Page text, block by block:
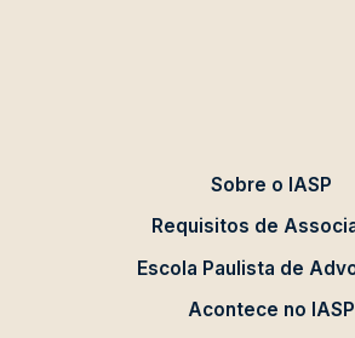
Sobre o IASP
Requisitos de
Escola Paulista de
Acontece no IASP